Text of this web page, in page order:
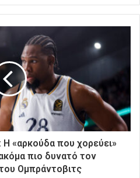
Η «αρκούδα που χορεύει»
πιο δυνατό τον
Ομπράντοβιτς